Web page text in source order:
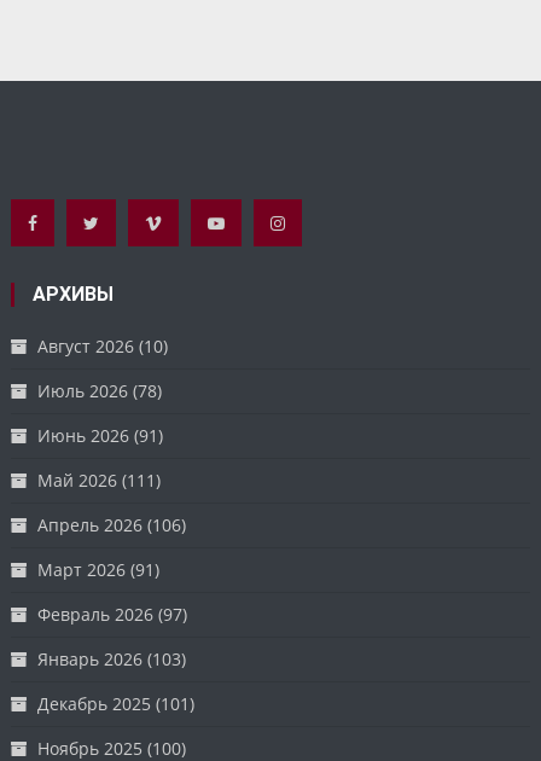
АРХИВЫ
Август 2026 (10)
Июль 2026 (78)
Июнь 2026 (91)
Май 2026 (111)
Апрель 2026 (106)
Март 2026 (91)
Февраль 2026 (97)
Январь 2026 (103)
Декабрь 2025 (101)
Ноябрь 2025 (100)